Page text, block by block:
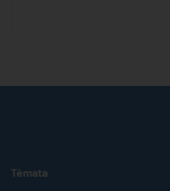
Témata